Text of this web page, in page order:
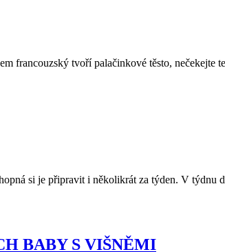
francouzský tvoří palačinkové těsto,
si je připravit i několikrát za týden. V
BABY S VIŠNĚMI